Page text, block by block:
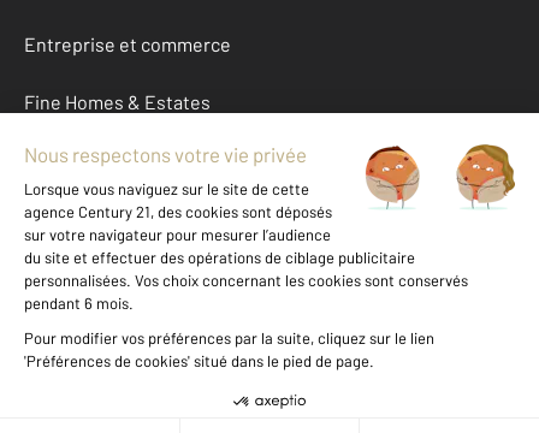
Entreprise et commerce
Fine Homes & Estates
À propos
International
Nous contacter
Données personnelles